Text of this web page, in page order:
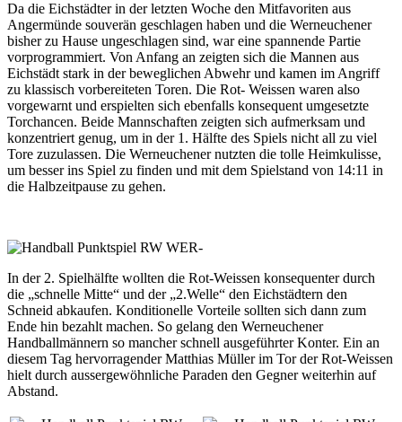
Da die Eichstädter in der letzten Woche den Mitfavoriten aus
Angermünde souverän geschlagen haben und die Werneuchener
bisher zu Hause ungeschlagen sind, war eine spannende Partie
vorprogrammiert. Von Anfang an zeigten sich die Mannen aus
Eichstädt stark in der beweglichen Abwehr und kamen im Angriff
zu klassisch vorbereiteten Toren. Die Rot- Weissen waren also
vorgewarnt und erspielten sich ebenfalls konsequent umgesetzte
Torchancen. Beide Mannschaften zeigten sich aufmerksam und
konzentriert genug, um in der 1. Hälfte des Spiels nicht all zu viel
Tore zuzulassen. Die Werneuchener nutzten die tolle Heimkulisse,
um besser ins Spiel zu finden und mit dem Spielstand von 14:11 in
die Halbzeitpause zu gehen.
In der 2. Spielhälfte wollten die Rot-Weissen konsequenter durch
die „schnelle Mitte“ und der „2.Welle“ den Eichstädtern den
Schneid abkaufen. Konditionelle Vorteile sollten sich dann zum
Ende hin bezahlt machen. So gelang den Werneuchener
Handballmännern so mancher schnell ausgeführter Konter. Ein an
diesem Tag hervorragender Matthias Müller im Tor der Rot-Weissen
hielt durch aussergewöhnliche Paraden den Gegner weiterhin auf
Abstand.